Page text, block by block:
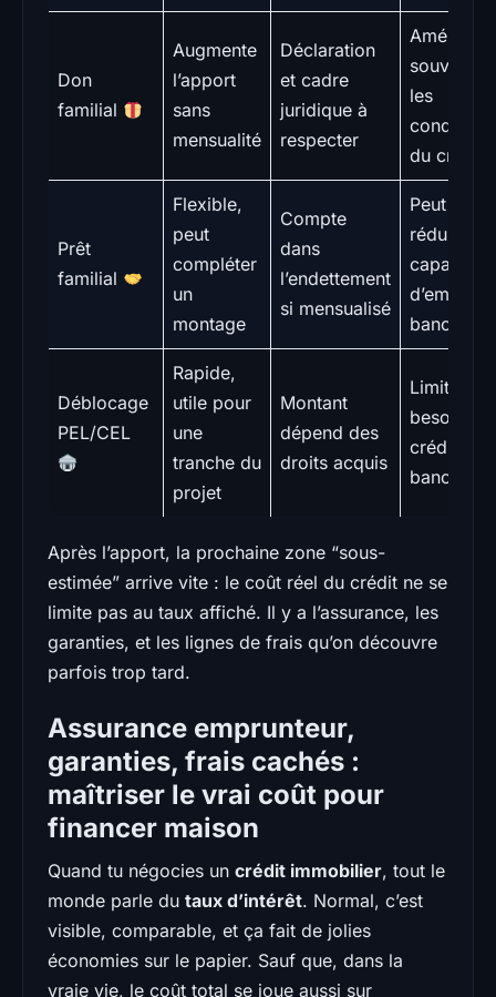
Don
familial
Augmente
l’apport
sans
mensualité
Déclaration
et cadre
juridique à
respecter
Améliore
souvent
les
conditions
du crédit
Prêt
familial
Flexible,
peut
compléter
un
montage
Compte
dans
l’endettement
si mensualisé
Peut
réduire la
capacité
d’emprunt
bancaire
Déblocage
PEL/CEL
Rapide,
utile pour
une
tranche du
projet
Montant
dépend des
droits acquis
Limite le
besoin de
crédit
bancaire
Après l’apport, la prochaine zone “sous-
estimée” arrive vite : le coût réel du crédit ne se
limite pas au taux affiché. Il y a l’assurance, les
garanties, et les lignes de frais qu’on découvre
parfois trop tard.
Assurance emprunteur,
garanties, frais cachés :
maîtriser le vrai coût pour
financer maison
Quand tu négocies un crédit immobilier, tout le
monde parle du taux d’intérêt. Normal, c’est
visible, comparable, et ça fait de jolies
économies sur le papier. Sauf que, dans la
vraie vie, le coût total se joue aussi sur